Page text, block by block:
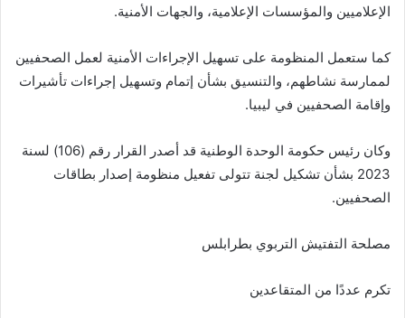
الإعلاميين والمؤسسات الإعلامية، والجهات الأمنية.
كما ستعمل المنظومة على تسهيل الإجراءات الأمنية لعمل الصحفيين
لممارسة نشاطهم، والتنسيق بشأن إتمام وتسهيل إجراءات تأشيرات
وإقامة الصحفيين في ليبيا.
وكان رئيس حكومة الوحدة الوطنية قد أصدر القرار رقم (
106
) لسنة
2023 بشأن تشكيل لجنة تتولى تفعيل منظومة إصدار بطاقات
الصحفيين.
مصلحة التفتيش التربوي بطرابلس
تكرم عددًا من المتقاعدين